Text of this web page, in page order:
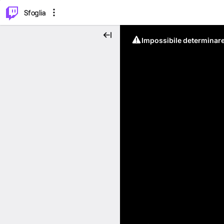
Sfoglia
Impossibile